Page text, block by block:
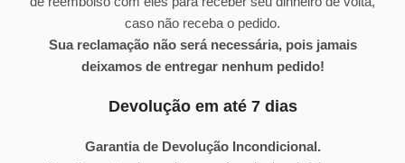
caso não receba o pedido.
Sua reclamação não será necessária, pois jamais
deixamos de entregar nenhum pedido!
Devolução em até 7 dias
Garantia de Devolução Incondicional.